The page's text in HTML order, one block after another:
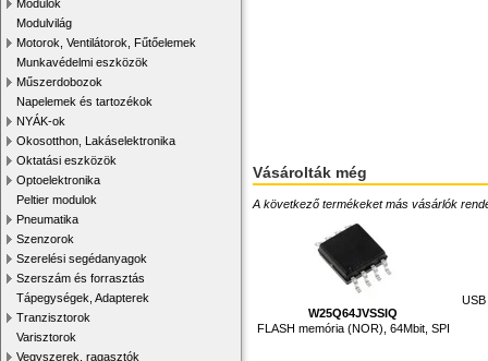
Modulok
Modulvilág
Motorok, Ventilátorok, Fűtőelemek
Munkavédelmi eszközök
Műszerdobozok
Napelemek és tartozékok
NYÁK-ok
Okosotthon, Lakáselektronika
Oktatási eszközök
Optoelektronika
Peltier modulok
Pneumatika
Szenzorok
Szerelési segédanyagok
Szerszám és forrasztás
Tápegységek, Adapterek
Tranzisztorok
Varisztorok
Vegyszerek, ragasztók
Vásárolták még
A következő termékeket más vásárlók
W25Q64JVSSIQ
FLASH memória (NOR), 64Mbit, SPI